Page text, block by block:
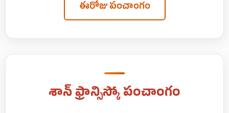
ఈరోజు పంచాంగం
శాన్ ఫ్రాన్సిస్కో పంచాంగం